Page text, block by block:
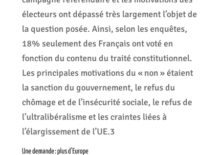
électeurs ont dépassé très largement l’objet de
la question posée. Ainsi, selon les enquêtes,
18% seulement des Français ont voté en
fonction du contenu du traité constitutionnel.
Les principales motivations du « non » étaient
la sanction du gouvernement, le refus du
chômage et de l’insécurité sociale, le refus de
l’ultralibéralisme et les craintes liées à
l’élargissement de l’UE.3
Une demande : plus d’Europe